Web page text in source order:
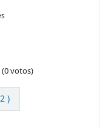
votos)
)